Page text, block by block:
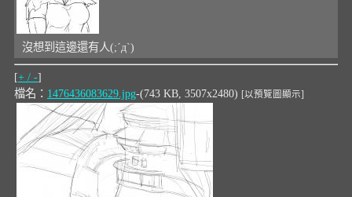
沒想到這邊還有人(;ˊдˋ)
[+ / -]
檔名： 1476436083629.jpg-(743 KB, 3507x2480) [以預覽圖顯示]